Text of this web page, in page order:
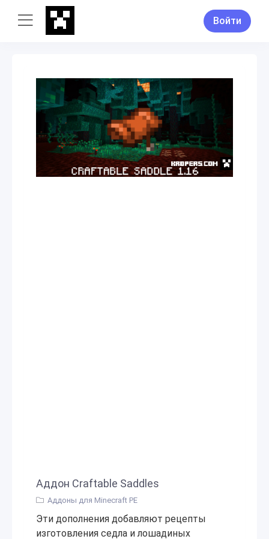
Войти
Аддон Craftable Saddles
Аддоны для Minecraft PE
Эти дополнения добавляют рецепты
изготовления седла и лошадиных